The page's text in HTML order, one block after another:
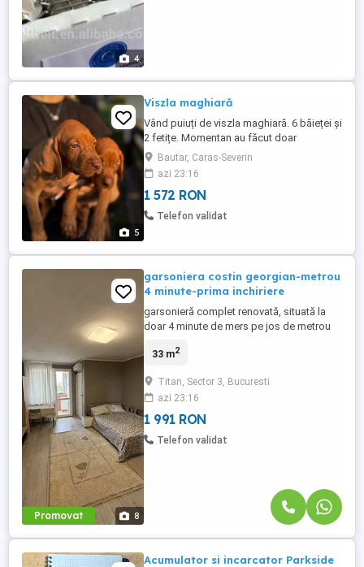
4
5
Viszla maghiară
Vând puiuți de viszla maghiară. 6 băieței și
2 fetițe. Momentan au făcut doar
deparazitarea de la 5 săptămâni. Pe 12
august urmează primul vaccin. Mănâncă
singurei.
Bautar, Caras-Severin
azi 23:16
1 572 RON
Telefon validat
Promovat 8
garsoniera costin georgian-metrou
4 minute-prima inchiriere
garsonieră complet renovată, situată la
doar 4 minute de mers pe jos de metrou
este la prima închiriere după renovare
nouă, * pat nou și saltea nouă, * baie
complet renovată cu sanitare noi, * aer
condiționat, * mașină ...
33 m2
Titan, Sector 3, Bucuresti
azi 23:16
1 991 RON
Telefon validat
Acumulator si incarcator Parkside